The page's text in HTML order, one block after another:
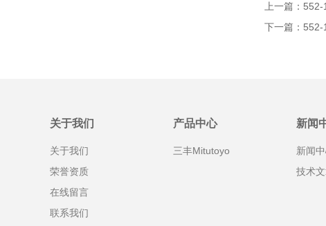
上一篇： 552-
下一篇： 552-
关于我们
关于我们
荣誉资质
在线留言
联系我们
产品中心
三丰Mitutoyo
新闻
新闻
技术